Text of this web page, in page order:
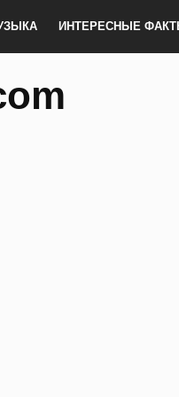
ИНТЕРЕСНЫЕ